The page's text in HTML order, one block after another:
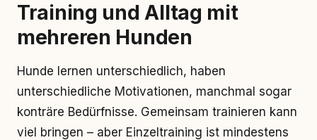
Training und Alltag mit
mehreren Hunden
Hunde lernen unterschiedlich, haben
unterschiedliche Motivationen, manchmal sogar
konträre Bedürfnisse. Gemeinsam trainieren kann
viel bringen – aber Einzeltraining ist mindestens